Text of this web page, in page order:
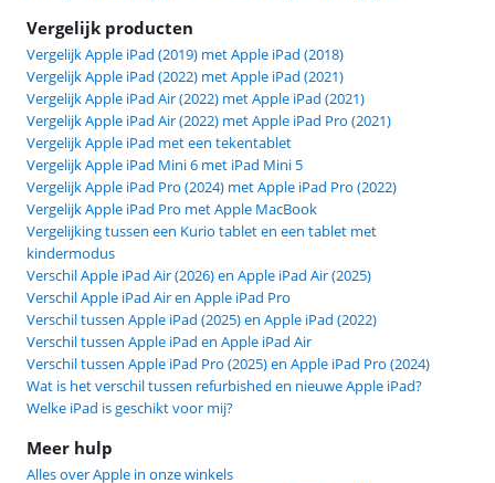
Vergelijk producten
Vergelijk Apple iPad (2019) met Apple iPad (2018)
Vergelijk Apple iPad (2022) met Apple iPad (2021)
Vergelijk Apple iPad Air (2022) met Apple iPad (2021)
Vergelijk Apple iPad Air (2022) met Apple iPad Pro (2021)
Vergelijk Apple iPad met een tekentablet
Vergelijk Apple iPad Mini 6 met iPad Mini 5
Vergelijk Apple iPad Pro (2024) met Apple iPad Pro (2022)
Vergelijk Apple iPad Pro met Apple MacBook
Vergelijking tussen een Kurio tablet en een tablet met
kindermodus
Verschil Apple iPad Air (2026) en Apple iPad Air (2025)
Verschil Apple iPad Air en Apple iPad Pro
Verschil tussen Apple iPad (2025) en Apple iPad (2022)
Verschil tussen Apple iPad en Apple iPad Air
Verschil tussen Apple iPad Pro (2025) en Apple iPad Pro (2024)
Wat is het verschil tussen refurbished en nieuwe Apple iPad?
Welke iPad is geschikt voor mij?
Meer hulp
Alles over Apple in onze winkels